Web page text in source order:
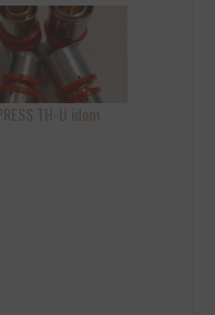
TH-U idom